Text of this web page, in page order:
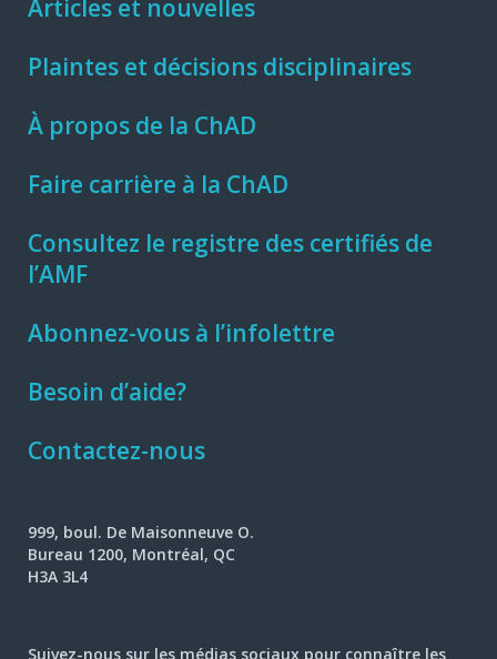
Articles et nouvelles
Plaintes et décisions disciplinaires
À propos de la ChAD
Faire carrière à la ChAD
Consultez le registre des certifiés de
l’AMF
Abonnez-vous à l’infolettre
Besoin d’aide?
Contactez-nous
999, boul. De Maisonneuve O.
Bureau 1200, Montréal, QC
H3A 3L4
Suivez-nous sur les médias sociaux pour connaître les